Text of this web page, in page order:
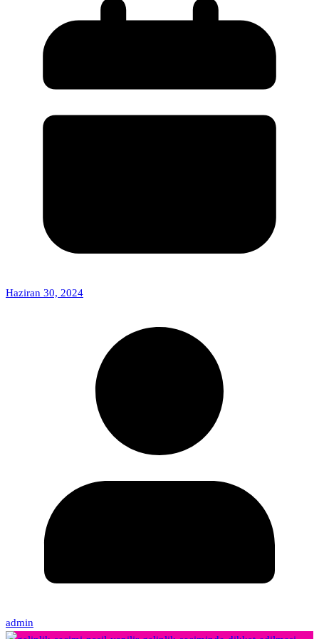
Haziran 30, 2024
admin